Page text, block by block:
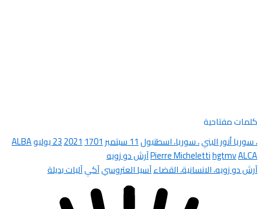
كلمات مفتاحية
، سوريا أنور البني، سوريا، اسطنبول11 سبتمبر 1701
202123 يوليو
ALBA
ALCA
hgtmv
Pierre Michelettiآرش دو زويه
آرش دو زويه، الانسانية، القضاءآسيا العتروسيآكيآليات بديلة